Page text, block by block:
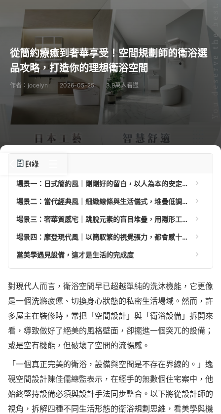
從簡約療癒到奢華享受！空間規劃師的衛浴選
品攻略，打造你的理想衛浴空間
作者：jocelyn 2026-05-25 3.9萬人看過
目錄
場景一：日式簡約風｜剛剛好的留白，以人為本的安定療癒感
場景二：當代經典風｜細緻線條與生活儀式，堆疊低調而優雅的衛浴層次
場景三：奢華質感宅｜跳脫元素的盲目堆疊，用隱形工藝成就頂級飯店感
場景四：摩登現代風｜以簡馭繁的視覺張力，都會感十足的機能美學
當美學遇見設備，這才是生活的完成度
對現代人而言，衛浴空間早已超越單純的洗沐機能，它更像
是一個洗滌疲憊、切換身心狀態的私密生活場域。然而，許
多屋主在裝修時，常把「空間設計」與「衛浴設備」拆開來
看，導致做好了絕美的風格壁面，卻擺進一個突兀的設備；
或是空有機能，但破壞了空間的流暢感。
「一個真正完美的衛浴，設備與空間是不存在界線的。」逸
硯空間設計陳佳儒總監表示，在經手的無數個住宅案中，他
始終堅持設備必須與設計手法同步整合。以下將從設計師的
視角，拆解四種不同生活形態的衛浴規劃思維，看美學與機